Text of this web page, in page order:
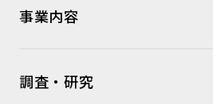
事業内容
調査・研究